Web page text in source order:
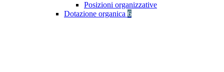
Posizioni organizzative
Dotazione organica 6